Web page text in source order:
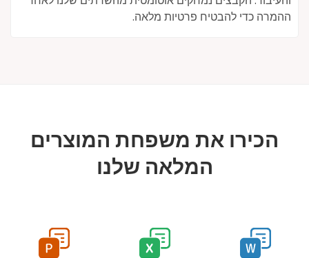
ההמרה כדי להבטיח פרטיות מלאה.
הכירו את משפחת המוצרים
המלאה שלנו